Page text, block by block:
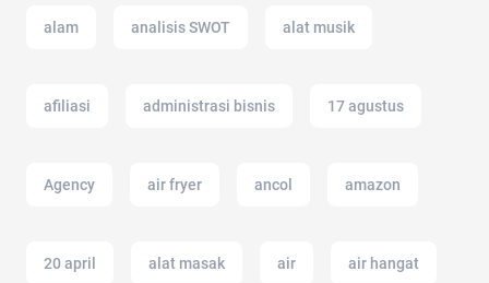
alam analisis SWOT alat musik
afiliasi administrasi bisnis 17 agustus
Agency air fryer ancol amazon
20 april alat masak air air hangat